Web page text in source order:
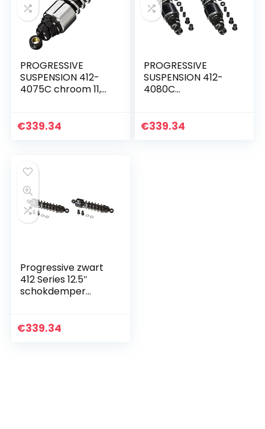
PROGRESSIVE
SUSPENSION 412-
4075C chroom 11,5
achterwielophangi
€339.34
PROGRESSIVE
SUSPENSION 412-
4080C
achterwielophangi
€339.34
Progressive zwart
412 Series 12.5″
schokdemper
€339.34